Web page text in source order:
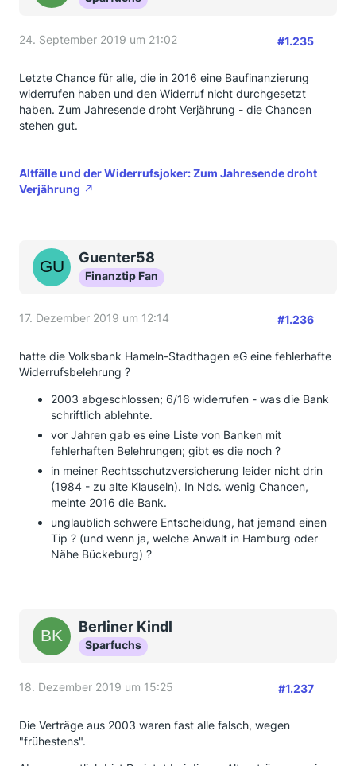
24. September 2019 um 21:02 #1.235
Letzte Chance für alle, die in 2016 eine Baufinanzierung
widerrufen haben und den Widerruf nicht durchgesetzt
haben. Zum Jahresende droht Verjährung - die Chancen
stehen gut.
Altfälle und der Widerrufsjoker: Zum Jahresende droht
Verjährung
Guenter58
Finanztip Fan
17. Dezember 2019 um 12:14 #1.236
hatte die Volksbank Hameln-Stadthagen eG eine fehlerhafte
Widerrufsbelehrung ?
2003 abgeschlossen; 6/16 widerrufen - was die Bank
schriftlich ablehnte.
vor Jahren gab es eine Liste von Banken mit
fehlerhaften Belehrungen; gibt es die noch ?
in meiner Rechtsschutzversicherung leider nicht drin
(1984 - zu alte Klauseln). In Nds. wenig Chancen,
meinte 2016 die Bank.
unglaublich schwere Entscheidung, hat jemand einen
Tip ? (und wenn ja, welche Anwalt in Hamburg oder
Nähe Bückeburg) ?
Berliner Kindl
Sparfuchs
18. Dezember 2019 um 15:25 #1.237
Die Verträge aus 2003 waren fast alle falsch, wegen
"frühestens".